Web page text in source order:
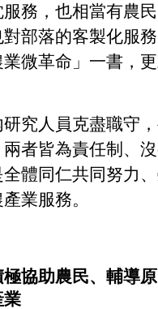
務，也相當有農
部落的客製化服
微革命」一書，
究人員克盡職守
者皆為責任制、
體同仁共同努力
業服務。
協助農民、輔導
業